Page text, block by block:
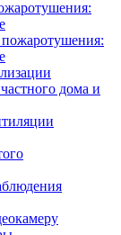
пожаротушения:
дома и